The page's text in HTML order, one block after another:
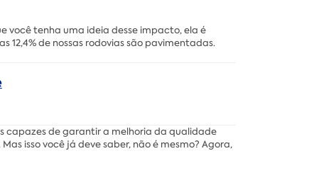
você tenha uma ideia desse impacto, ela é
12,4% de nossas rodovias são pavimentadas.
capazes de garantir a melhoria da qualidade
isso você já deve saber, não é mesmo? Agora,